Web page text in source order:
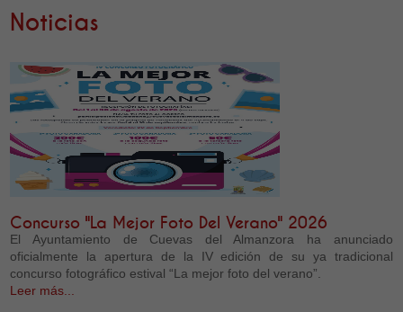
Noticias
Concurso "La Mejor Foto Del Verano" 2026
El Ayuntamiento de Cuevas del Almanzora ha anunciado
oficialmente la apertura de la IV edición de su ya tradicional
concurso fotográfico estival “La mejor foto del verano”.
Leer más...